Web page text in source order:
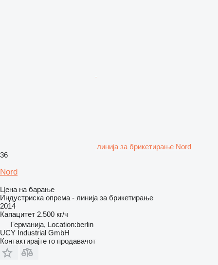
линија за брикетирање Nord
36
Nord
Цена на барање
Индустриска опрема - линија за брикетирање
2014
Капацитет 2.500 кг/ч
Германија, Location:berlin
UCY Industrial GmbH
Контактирајте го продавачот